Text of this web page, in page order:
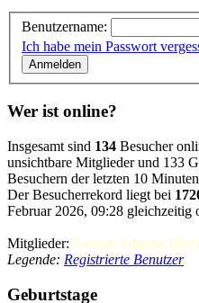
Benutzername:
Ich habe mein Passwort
Wer ist online?
Insgesamt sind 134 Besucher
unsichtbare Mitglieder und 133
Besuchern der letzten 10
Der Besucherrekord liegt bei
Februar 2026, 09:28 gleichzeitig
Mitglieder: Google Adsense [Bot]
Legende: Registrierte Benutzer
Geburtstage